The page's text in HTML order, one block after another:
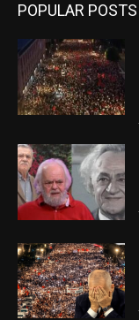
POPULAR POSTS